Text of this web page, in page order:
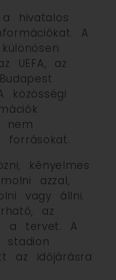
hivatalos
A
UEFA, az
közösségi
nem
forrásokat.
kényelmes
azzal,
vagy állni.
az
a tervet. A
az időjárásra